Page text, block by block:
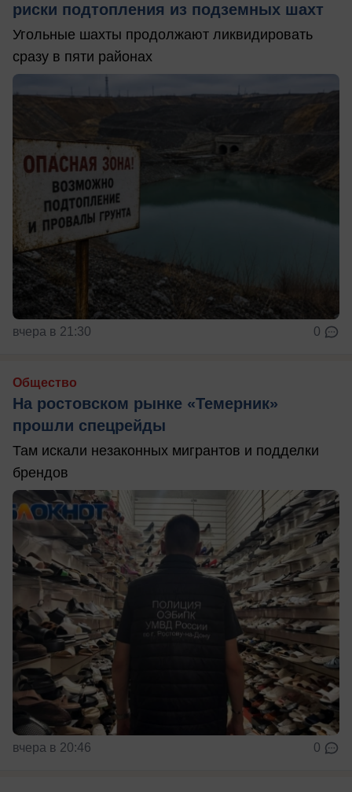
риски подтопления из подземных шахт
Угольные шахты продолжают ликвидировать
сразу в пяти районах
вчера в 21:30 0
Общество
На ростовском рынке «Темерник»
прошли спецрейды
Там искали незаконных мигрантов и подделки
брендов
вчера в 20:46 0